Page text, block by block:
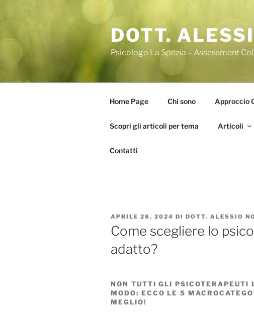
DOTT.
Psicologo La Spezia – Assessment
Home Page Chi sono Approccio
Scopri gli articoli per tema Articoli
Contatti
PUBBLICATO
IL
APRILE 28, 2024 DI DOTT. ALESSIO
Come scegliere lo
adatto?
NON TUTTI GLI PSICOTERAPEUTI
MODO: ECCO LE 5
MEGLIO!